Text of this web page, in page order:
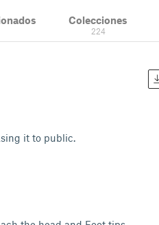
Colecciones
224
it to public.